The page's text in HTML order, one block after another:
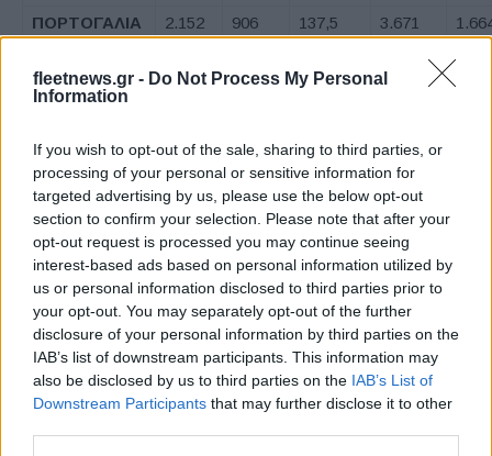
fleetnews.gr - Do Not Process My Personal
Information
If you wish to opt-out of the sale, sharing to third parties, or
processing of your personal or sensitive information for
targeted advertising by us, please use the below opt-out
section to confirm your selection. Please note that after your
opt-out request is processed you may continue seeing
interest-based ads based on personal information utilized by
us or personal information disclosed to third parties prior to
your opt-out. You may separately opt-out of the further
disclosure of your personal information by third parties on the
IAB’s list of downstream participants. This information may
also be disclosed by us to third parties on the IAB’s List of
Downstream Participants that may further disclose it to other
ΠΟΡΤΟΓΑΛΙΑ
2.152 906 137,5 3.671
ΣΛΟΒΑΚΙΑ3 169 77 119,5 224
ΙΣΠΑΝΙΑ
2.817 1.480 90,3 5.016
ΣΟΥΗΔΙΑ
6.405 4.296 49,1 12.615
ΗΝΩΜΕΝΟ
ΒΑΣΙΛΕΙΟ
15.230 10.755 41,6 29.392
ΕΥΡΩΠΑΪΚΗ
ΕΝΩΣΗ
50.202 43,8 143.017
ΕΕ15 70.462 49.385 42,7 139.718
ΕΕ( Νέα Μέλη) 1.706 817 108,8 3.299